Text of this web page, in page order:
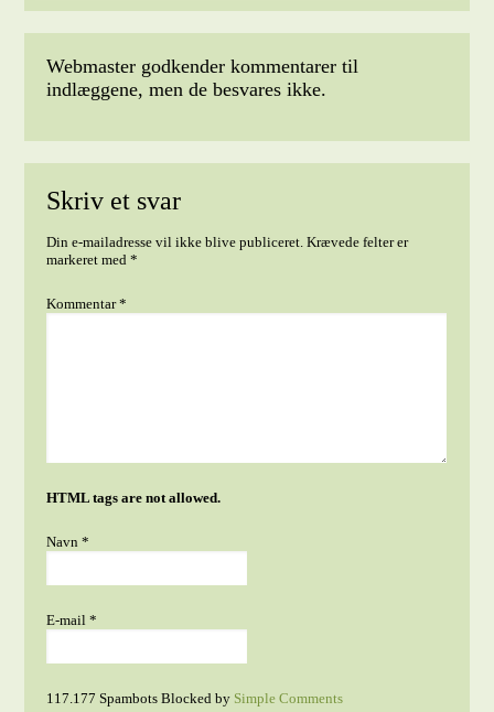
Webmaster godkender kommentarer til
indlæggene, men de besvares ikke.
Skriv et svar
Din e-mailadresse vil ikke blive publiceret. Krævede felter er
markeret med*
Kommentar*
HTML tags are not allowed.
Navn*
E-mail*
117.177 Spambots Blocked by Simple Comments